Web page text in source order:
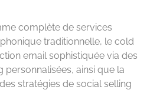
complète de services
traditionnelle, le cold
email sophistiquée via des
ainsi que la
stratégies de social selling